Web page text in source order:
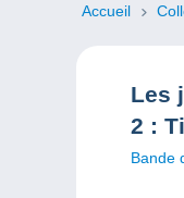
Accueil
Les
2 :
Bande